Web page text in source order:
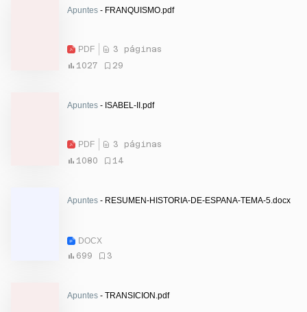
Apuntes - FRANQUISMO.pdf
PDF
3 páginas
1027
29
Apuntes - ISABEL-II.pdf
PDF
3 páginas
1080
14
Apuntes - RESUMEN-HISTORIA-DE-ESPANA-TEMA-5.docx
DOCX
699
3
Apuntes - TRANSICION.pdf